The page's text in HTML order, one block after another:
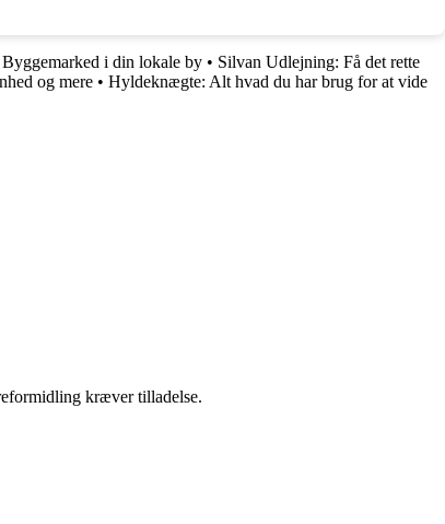
i din lokale by • Silvan Udlejning: Få det rette
og mere • Hyldeknægte: Alt hvad du har brug for at vide
kræver tilladelse.